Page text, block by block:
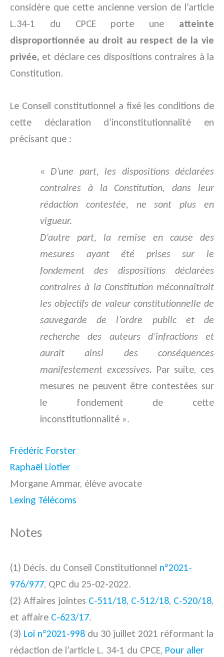
considère que cette ancienne version de l’article
L.34-1 du CPCE porte une atteinte
disproportionnée au droit au respect de la vie
privée, et déclare ces dispositions contraires à la
Constitution.
Le Conseil constitutionnel a fixé les conditions de
cette déclaration d’inconstitutionnalité en
précisant que :
« D’une part, les dispositions déclarées
contraires à la Constitution, dans leur
rédaction contestée, ne sont plus en
vigueur.
D’autre part, la remise en cause des
mesures ayant été prises sur le
fondement des dispositions déclarées
contraires à la Constitution méconnaîtrait
les objectifs de valeur constitutionnelle de
sauvegarde de l’ordre public et de
recherche des auteurs d’infractions et
aurait ainsi des conséquences
manifestement excessives. Par suite, ces
mesures ne peuvent être contestées sur
le fondement de cette
inconstitutionnalité ».
Frédéric Forster
Raphaël Liotier
Morgane Ammar, élève avocate
Lexing Télécoms
Notes
(1) Décis. du Conseil Constitutionnel n°2021-
976/977, QPC du 25-02-2022.
(2) Affaires jointes C-511/18, C-512/18, C-520/18,
et affaire C-623/17.
(3) Loi n°2021-998 du 30 juillet 2021 réformant la
rédaction de l’article L. 34-1 du CPCE, Pour aller